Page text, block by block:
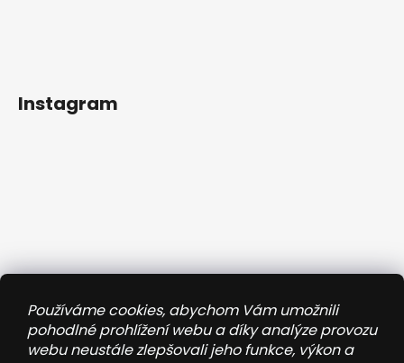
Používáme cookies, abychom Vám umožnili
pohodlné prohlížení webu a díky analýze provozu
webu neustále zlepšovali jeho funkce, výkon a
Instagram